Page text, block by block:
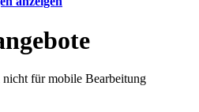
für mobile Bearbeitung